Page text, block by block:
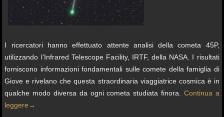
I ricercatori hanno effettuato attente analisi della cometa 45P,
utilizzando l’Infrared Telescope Facility, IRTF, della NASA. I risultati
forniscono informazioni fondamentali sulle comete della famiglia di
Giove e rivelano che questa straordinaria viaggiatrice cosmica è in
qualche modo diversa da ogni cometa studiata finora. Continua a
leggere →